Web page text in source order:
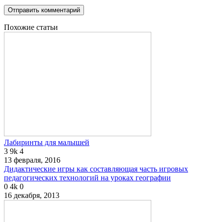
Похожие статьи
Лабиринты для малышей
3 9k 4
13 февраля, 2016
Дидактические игры как составляющая часть игровых
педагогических технологий на уроках географии
0 4k 0
16 декабря, 2013